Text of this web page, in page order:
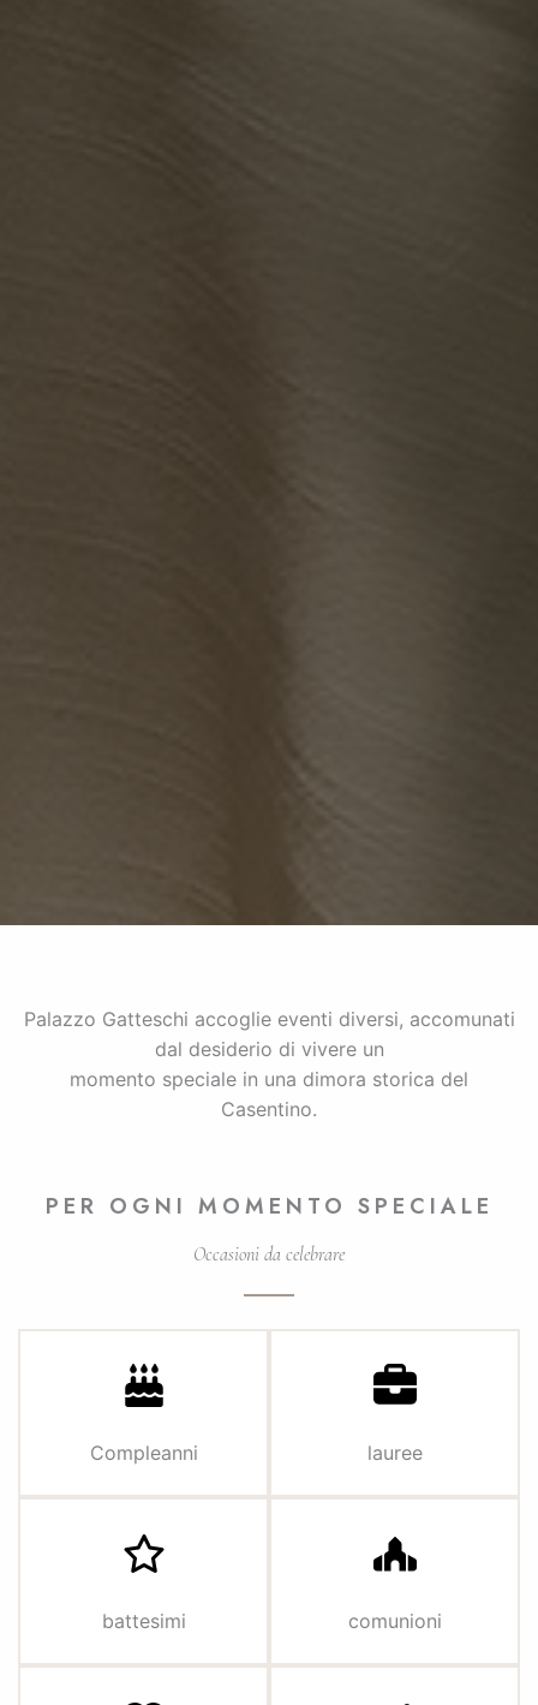
Palazzo Gatteschi accoglie eventi diversi, accomunati
dal desiderio di vivere un
momento speciale in una dimora storica del
Casentino.
PER OGNI MOMENTO SPECIALE
Occasioni da celebrare
Compleanni lauree
battesimi comunioni